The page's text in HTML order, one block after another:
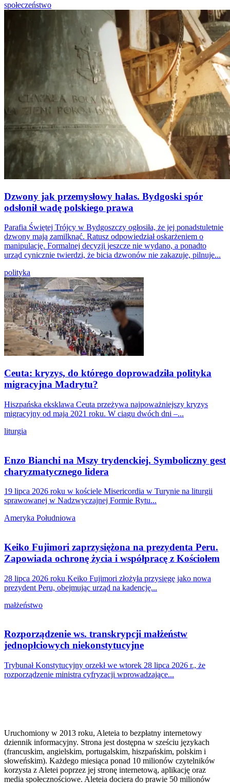
społeczeństwo
Dzwony jak przemysłowy hałas. Bydgoski spór
odsłonił wadę polskiego prawa
Parafia Świętej Trójcy w Bydgoszczy ogłosiła, że jej ponadstuletnie
dzwony mają zamilknąć. Ratusz odpowiedział oskarżeniem o
manipulację. Formalnej decyzji jeszcze nie wydano, a ponadto
urząd cynicznie twierdzi, że bicia dzwonów nie zakazuje, pilnuje...
polityka
Ceuta: kryzys, do którego doprowadziła polityka
migracyjna Madrytu?
Hiszpańska eksklawa Ceuta przeżywa najpoważniejszy kryzys
migracyjny od maja 2021 roku. W ciągu dwóch dni –...
liturgia
Enzo Bianchi na Mszy trydenckiej. Symboliczny gest
charyzmatycznego lidera
19 lipca 2026 roku w kościele Misericordia w Turynie na liturgii
sprawowanej w Nadzwyczajnej Formie Rytu...
Ameryka Południowa
Keiko Fujimori zaprzysiężona na prezydenta Peru.
Zapowiada ochronę życia i współpracę z Kościołem
28 lipca 2026 roku Keiko Fujimori złożyła przysięgę jako nowa
prezydent Peru, obejmując urząd na kadencję...
małżeństwo
Rozporządzenie ws. transkrypcji małżeństw
jednopłciowych niekonstytucyjne
Trybunał Konstytucyjny orzekł we wtorek 28 lipca 2026 r., że
rozporządzenie ministra cyfryzacji wprowadzające...
Uruchomiony w 2013 roku, Aleteia to bezpłatny internetowy
dziennik informacyjny. Strona jest dostępna w sześciu językach
(francuskim, angielskim, portugalskim, hiszpańskim, polskim i
słoweńskim). Każdego miesiąca ponad 10 milionów czytelników
korzysta z Aletei poprzez jej stronę internetową, aplikację oraz
media społecznościowe. Aleteia dociera do prawie 50 milionów